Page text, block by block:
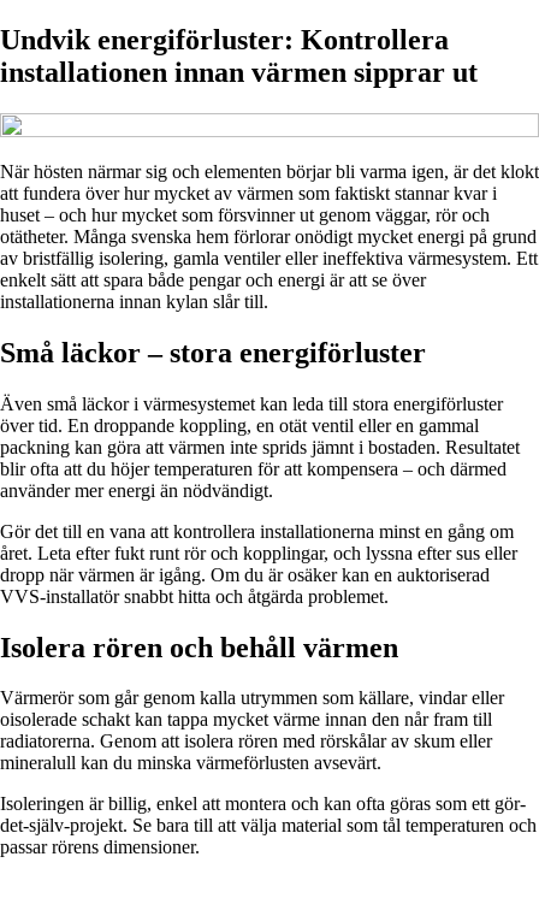
Undvik energiförluster: Kontrollera
installationen innan värmen sipprar ut
När hösten närmar sig och elementen börjar bli varma igen, är det klokt
att fundera över hur mycket av värmen som faktiskt stannar kvar i
huset – och hur mycket som försvinner ut genom väggar, rör och
otätheter. Många svenska hem förlorar onödigt mycket energi på grund
av bristfällig isolering, gamla ventiler eller ineffektiva värmesystem. Ett
enkelt sätt att spara både pengar och energi är att se över
installationerna innan kylan slår till.
Små läckor – stora energiförluster
Även små läckor i värmesystemet kan leda till stora energiförluster
över tid. En droppande koppling, en otät ventil eller en gammal
packning kan göra att värmen inte sprids jämnt i bostaden. Resultatet
blir ofta att du höjer temperaturen för att kompensera – och därmed
använder mer energi än nödvändigt.
Gör det till en vana att kontrollera installationerna minst en gång om
året. Leta efter fukt runt rör och kopplingar, och lyssna efter sus eller
dropp när värmen är igång. Om du är osäker kan en auktoriserad
VVS-installatör snabbt hitta och åtgärda problemet.
Isolera rören och behåll värmen
Värmerör som går genom kalla utrymmen som källare, vindar eller
oisolerade schakt kan tappa mycket värme innan den når fram till
radiatorerna. Genom att isolera rören med rörskålar av skum eller
mineralull kan du minska värmeförlusten avsevärt.
Isoleringen är billig, enkel att montera och kan ofta göras som ett gör-
det-själv-projekt. Se bara till att välja material som tål temperaturen och
passar rörens dimensioner.